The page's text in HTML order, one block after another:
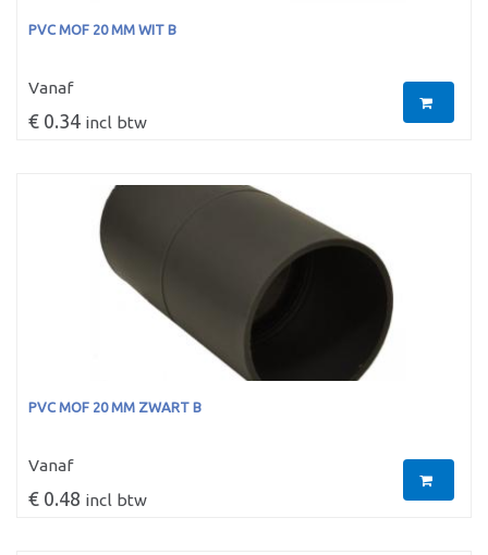
PVC MOF 20 MM WIT B
Vanaf
€ 0.34 incl btw
PVC MOF 20 MM ZWART B
Vanaf
€ 0.48 incl btw